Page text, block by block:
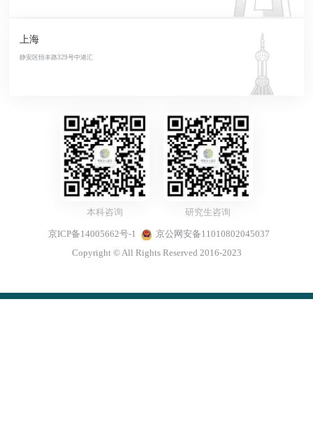
京ICP备14005662号-1
京公网安备11010802045037
Copyright © All Rights Reserved 2016-2023
上海
静安区恒丰路329号中港汇
本科咨询 研究生咨询